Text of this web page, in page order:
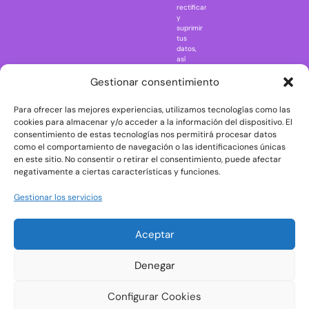
Gestionar consentimiento
Para ofrecer las mejores experiencias, utilizamos tecnologías como las
cookies para almacenar y/o acceder a la información del dispositivo. El
consentimiento de estas tecnologías nos permitirá procesar datos
como el comportamiento de navegación o las identificaciones únicas
en este sitio. No consentir o retirar el consentimiento, puede afectar
negativamente a ciertas características y funciones.
Gestionar los servicios
Aceptar
Denegar
Configurar Cookies
Rick and
The Big Bang
Theory
The Blues
Brothers
The
The Shining
rectificar
y
suprimir
tus
datos,
así
ejercer
consultando
la
información
adicional
y
detallada
sobre